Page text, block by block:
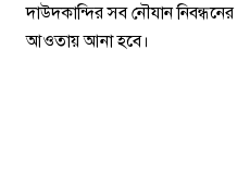
দাউদকান্দির সব নৌযান নিবন্ধনের
আওতায় আনা হবে।